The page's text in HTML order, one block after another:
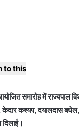
to this
समारोह में राज्यपाल
कश्यप, दयालदास
दिलाई।